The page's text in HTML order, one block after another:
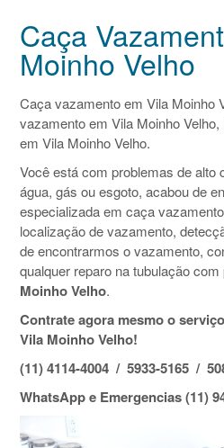
Caça
Moinho Velho
Caça vazamento em Vila Moinho
vazamento em Vila Moinho
em Vila Moinho Velho.
Você está com problemas de alto
água, gás ou esgoto, acabou de
especializada em caça
localização de vazamento,
de encontrarmos o vazamento,
qualquer reparo na tubulação com
Moinho Velho.
Contrate agora mesmo o
Vila Moinho Velho!
(11) 4114-4004 / 5933-5165 /
WhatsApp e Emergencias (11)